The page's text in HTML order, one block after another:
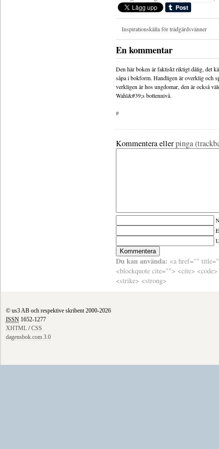
Inspirationskälla för trädgårdsvänner
En kommentar
Den här boken är faktiskt riktigt dålig, det
såpa i bokform. Handligen är overklig och
verkligen är hos ungdomar, den är också
Wahl&#39;s bottennivå.
#
Kommentera ellerpinga
Du kan använda: <a href=""
<blockquote cite=""> <cite>
<strike> <strong>
© us3 AB och respektive skribent 2000-2026
ISSN1652-1277
XHTML/CSS
dagensbok.com 3.0